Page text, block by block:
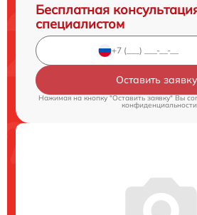
Бесплатная
специалистом
Оставить заявку
Нажимая на кнопку "Оставить заявку" Вы
конфиденциальности